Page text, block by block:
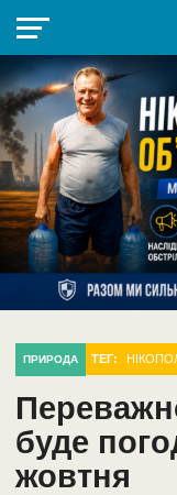
НІКОПОЛЬ
РАЙОН
СІЧЕСЛАВСЬКА
УКРАЇНА
РЕТРО
НІКОПОЛЬ
ЛАЙТ
УКРАЇНА
ДОПОМОГА
РАДІО
ПРИРОДА ТЕГ:
буде
жовтня